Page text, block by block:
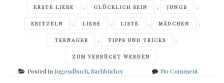
ERSTE LIEBE , GLÜCKLICH SEIN , JUNGS ,
KRITZELN , LIEBE , LISTE , MÄDCHEN ,
TEENAGER , TIPPS UND TRICKS ,
ZUM VERRÜCKT WERDEN
Posted in Jugendbuch,Sachbücher No Commenton